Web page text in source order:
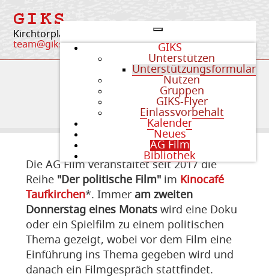
GIKS
Unterstützen
Unterstützungsformular
Nutzen
Gruppen
GIKS-Flyer
Einlassvorbehalt
Kalender
Neues
AG Film
Bibliothek
GIKS
Kirchtorplatz 4 | 84405 Dorfen
team@giks-dorfen.org
AG Film
Die AG Film veranstaltet seit 2017 die
Reihe "Der politische Film"im Kinocafé
Taufkirchen*. Immer am zweiten
Donnerstag eines Monatswird eine Doku
oder ein Spielfilm zu einem politischen
Thema gezeigt, wobei vor dem Film eine
Einführung ins Thema gegeben wird und
danach ein Filmgespräch stattfindet.